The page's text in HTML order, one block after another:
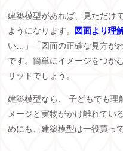
建築模型があれば、見ただけ
ようになります。 図面より理
い…」「図面の正確な見方が
です。簡単にイメージをつか
リットでしょう。
建築模型なら、 子どもでも理
メージと実物がかけ離れてい
めにも、建築模型は一役買っ